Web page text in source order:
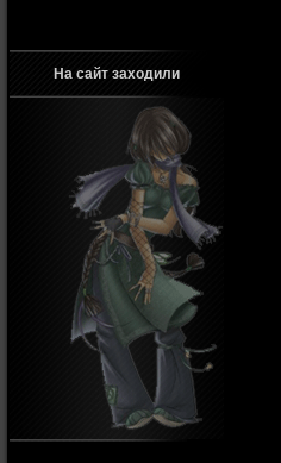
На сайт заходили